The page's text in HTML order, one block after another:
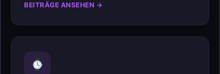
BEITRÄGE ANSEHEN →